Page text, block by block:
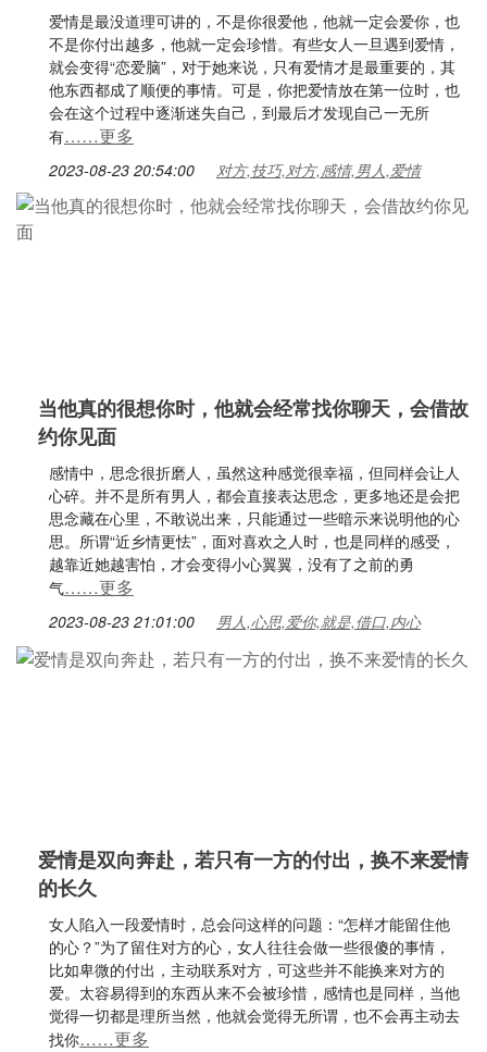
爱情是最没道理可讲的，不是你很爱他，他就一定会爱你，也
不是你付出越多，他就一定会珍惜。有些女人一旦遇到爱情，
就会变得“恋爱脑”，对于她来说，只有爱情才是最重要的，其
他东西都成了顺便的事情。可是，你把爱情放在第一位时，也
会在这个过程中逐渐迷失自己，到最后才发现自己一无所
有……更多
2023-08-23 20:54:00 对方,技巧,对方,感情,男人,爱情
当他真的很想你时，他就会经常找你聊天，会借故
约你见面
感情中，思念很折磨人，虽然这种感觉很幸福，但同样会让人
心碎。并不是所有男人，都会直接表达思念，更多地还是会把
思念藏在心里，不敢说出来，只能通过一些暗示来说明他的心
思。所谓“近乡情更怯”，面对喜欢之人时，也是同样的感受，
越靠近她越害怕，才会变得小心翼翼，没有了之前的勇
气……更多
2023-08-23 21:01:00 男人,心思,爱你,就是,借口,内心
爱情是双向奔赴，若只有一方的付出，换不来爱情
的长久
女人陷入一段爱情时，总会问这样的问题：“怎样才能留住他
的心？”为了留住对方的心，女人往往会做一些很傻的事情，
比如卑微的付出，主动联系对方，可这些并不能换来对方的
爱。太容易得到的东西从来不会被珍惜，感情也是同样，当他
觉得一切都是理所当然，他就会觉得无所谓，也不会再主动去
找你……更多